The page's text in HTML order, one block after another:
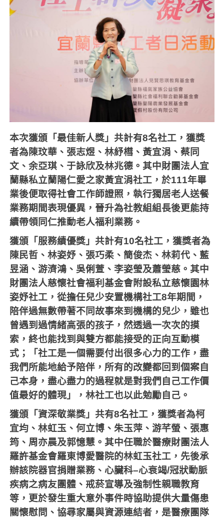
本次獲頒「最佳新人獎」共計有8名社工，獲獎
者為陳玟華、張志煜、林紓槥、黃宜涓、蔡同
文、余亞琪、于詠欣及林兆德。其中財團法人宜
蘭縣私立蘭陽仁愛之家黃宜涓社工，於111年畢
業後便取得社會工作師證照，執行獨居老人送餐
業務期間表現優異，晉升為社教組組長後更能持
續帶領同仁推動老人福利業務。
獲頒「服務績優獎」共計有10名社工，獲獎者為
陳民哲、林姿妤、張巧柔、簡俊杰、林莉代、藍
昱涵、游濟鴻、吳俐萱、李姿瑩及蕭瑩慈。其中
財團法人慈懷社會福利基金會附設私立慈懷園林
姿妤社工，從擔任兒少安置機構社工8年期間，
陪伴過無數帶著不同故事來到機構的兒少，雖也
曾遇到過情緒高張的孩子，然透過一次次的摸
索，終也能找到與雙方都能接受的正向互動模
式；「社工是一個需要付出很多心力的工作，盡
我們所能地給予陪伴，所有的改變都回到個案自
己本身，盡心盡力的過程就是對我們自己工作價
值最好的體現」，林社工也以此勉勵自己。
獲頒「資深敬業獎」共有8名社工，獲獎者為柯
宜均、林虹玉、何立博、朱玉萍、游芊螢、張惠
筠、周亦晨及郭憶慧。其中任職於醫療財團法人
羅許基金會羅東博愛醫院的林虹玉社工，先後承
辦該院器官捐贈業務、心臟科–心衰竭/冠狀動脈
疾病之病友團體、戒菸宣導及強制性親職教育
等，更於發生重大意外事件時協助提供大量傷患
關懷慰問、協尋家屬與資源連結者，是醫療團隊